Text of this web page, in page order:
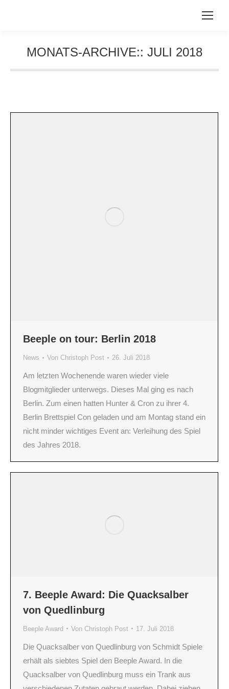
MONATS-ARCHIVE:: JULI 2018
Beeple on tour: Berlin 2018
News Von Christoph Post 26. Juli 2018
Am letzten Wochenende waren wieder viele
Blogmitglieder unterwegs. Dieses Mal ging es nach
Berlin. Zum einen hatten Hunter & Cron zu ihrer 4.
Berlin Brettspiel Con geladen und am Montag stand ein
nicht minder wichtiges Event an: Verleihung des Spiel
des Jahres 2018.
7. Beeple Award: Die Quacksalber
von Quedlinburg
Beeple Award Von Christoph Post 17. Juli 2018
Die Quacksalber von Quedlinburg von Schmidt Spiele
erhält als siebtes Spiel den Beeple Award. In die
Quacksalber von Quedlinburg muss ein Trank aus